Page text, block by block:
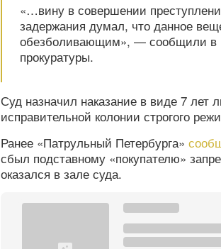
«…вину в совершении
задержания думал, что данное
обезболивающим», — сообщили в
прокуратуры.
Суд назначил наказание в виде 7
исправительной колонии строгого
Ранее «Патрульный Петербурга»
сбыл подставному «покупателю»
оказался в зале суда.